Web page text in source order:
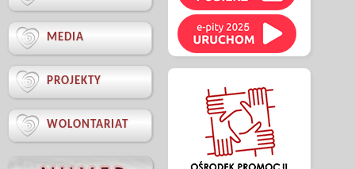

MEDIA
 PROJEKTY
 WOLONTARIAT